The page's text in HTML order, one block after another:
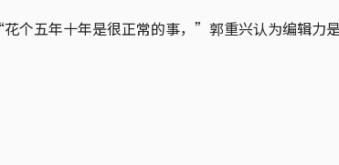
个五年十年是很正常的事，”郭重兴认为编辑力是